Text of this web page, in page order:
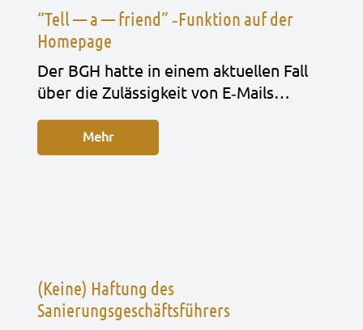
“Tell — a — friend” ‑Funktion auf der
Homepage
Der BGH hatte in einem aktu­el­len Fall
über die Zuläs­sig­keit von E‑Mails…
Mehr
(Keine) Haftung des
Sanierungsgeschäftsführers